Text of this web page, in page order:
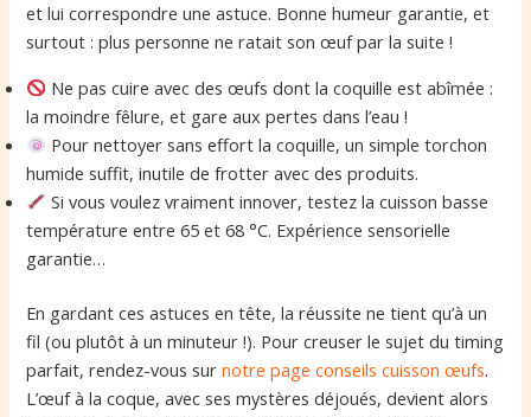
et lui correspondre une astuce. Bonne humeur garantie, et
surtout : plus personne ne ratait son œuf par la suite !
Ne pas cuire avec des œufs dont la coquille est abîmée :
la moindre fêlure, et gare aux pertes dans l’eau !
Pour nettoyer sans effort la coquille, un simple torchon
humide suffit, inutile de frotter avec des produits.
Si vous voulez vraiment innover, testez la cuisson basse
température entre 65 et 68 °C. Expérience sensorielle
garantie…
En gardant ces astuces en tête, la réussite ne tient qu’à un
fil (ou plutôt à un minuteur !). Pour creuser le sujet du timing
parfait, rendez-vous surnotre page conseils cuisson œufs.
L’œuf à la coque, avec ses mystères déjoués, devient alors